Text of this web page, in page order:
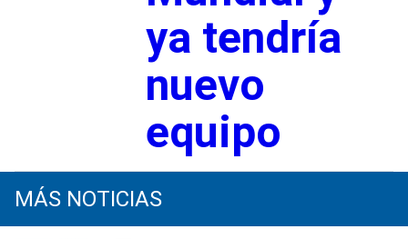
ya tendría
nuevo
equipo
MÁS NOTICIAS